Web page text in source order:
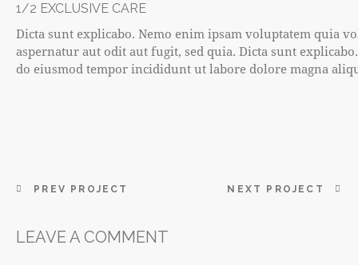
1/2 EXCLUSIVE CARE
Dicta sunt explicabo. Nemo enim ipsam voluptatem quia
aspernatur aut odit aut fugit, sed quia. Dicta sunt
do eiusmod tempor incididunt ut labore dolore magna
PREV PROJECT NEXT PROJECT
LEAVE A COMMENT